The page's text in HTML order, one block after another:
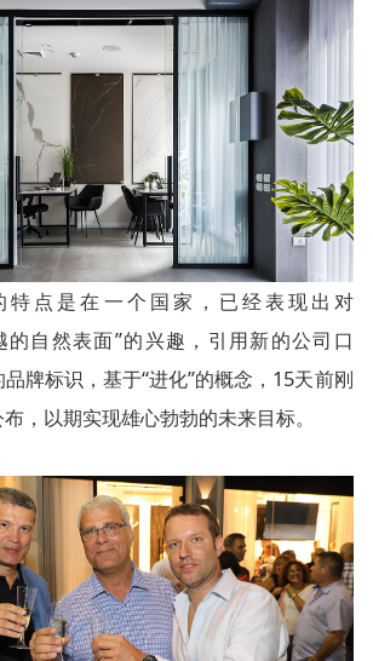
特点是在一个国家，已经表现出对
的自然表面”的兴趣，引用新的公司口
牌标识，基于“进化”的概念，15天前刚
，以期实现雄心勃勃的未来目标。